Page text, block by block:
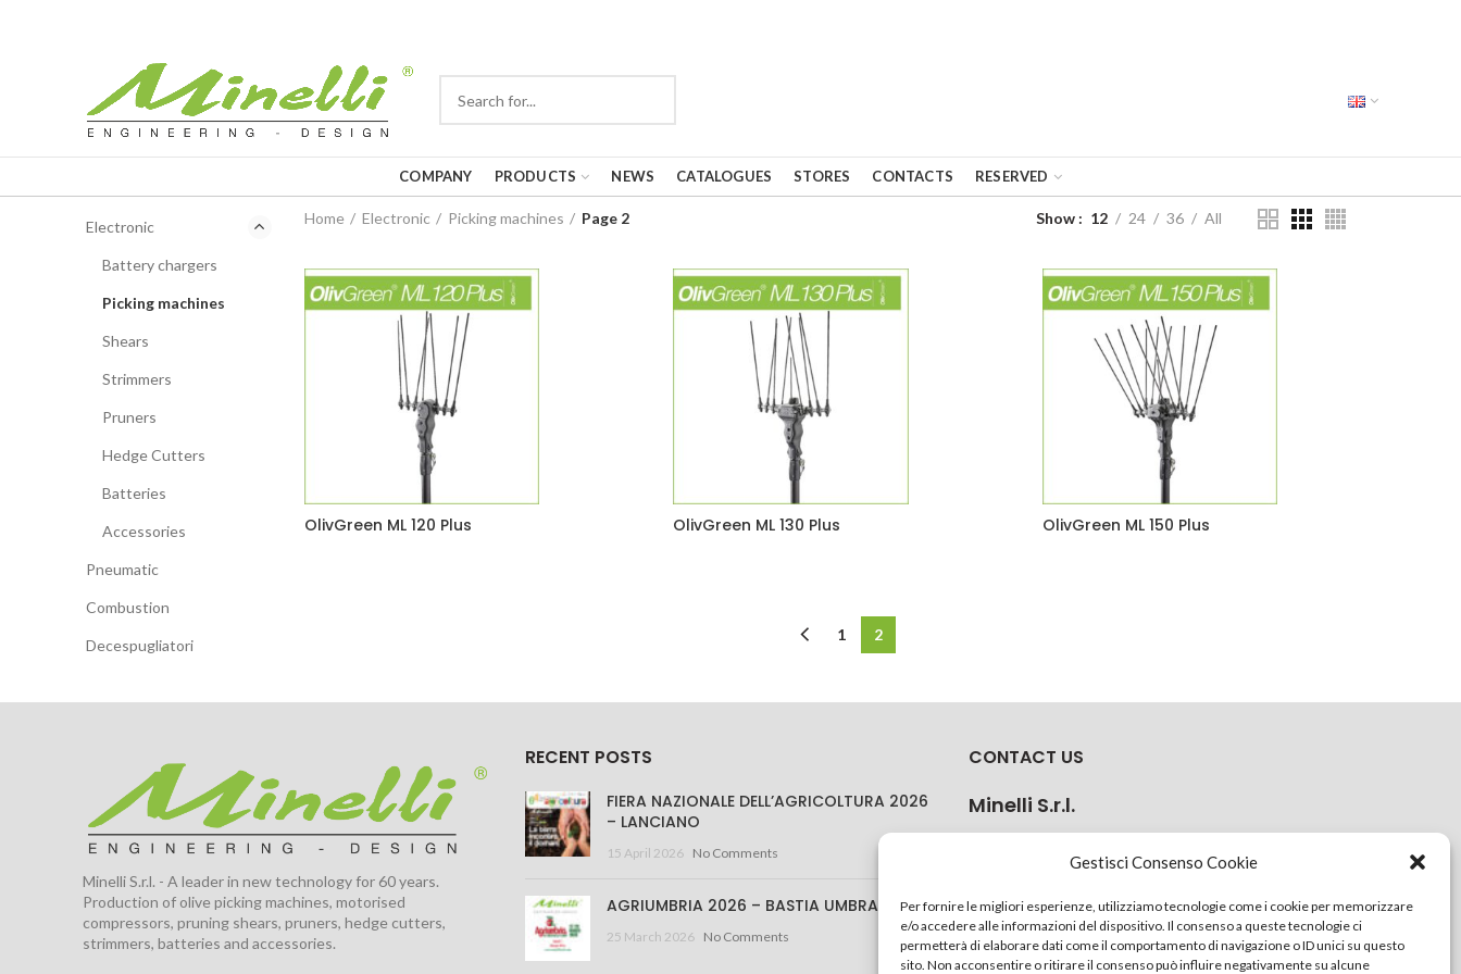
Gestisci Consenso Cookie
Per fornire le migliori esperienze, utilizziamo tecnologie come i cookie per memorizzare
e/o accedere alle informazioni del dispositivo. Il consenso a queste tecnologie ci
permetterà di elaborare dati come il comportamento di navigazione o ID unici su questo
sito. Non acconsentire o ritirare il consenso può influire negativamente su alcune
COMPANY PRODUCTS NEWS CATALOGUES STORES CONTACTS RESERVED
Electronic
Battery chargers
Picking machines
Shears
Strimmers
Pruners
Hedge Cutters
Batteries
Accessories
Pneumatic
Combustion
Decespugliatori
Home Electronic Picking machines Page 2 Show 12 24 36 All
OlivGreen ML 120 Plus OlivGreen ML 130 Plus OlivGreen ML 150 Plus
1 2
Minelli S.r.l. - A leader in new technology for 60 years.
Production of olive picking machines, motorised
compressors, pruning shears, pruners, hedge cutters,
strimmers, batteries and accessories.
RECENT POSTS
FIERA NAZIONALE DELL’AGRICOLTURA 2026
– LANCIANO
15 April 2026 No Comments
AGRIUMBRIA 2026 – BASTIA UMBRA
25 March 2026 No Comments
CONTACT US
Minelli S.r.l.
info@minelliweb.com